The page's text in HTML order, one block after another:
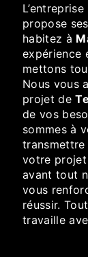
L’entreprise
propose
habitez à
expérience
mettons
Nous vous
projet de
de vos
sommes à
transmettre
votre
avant tout
vous
réussir.
travaille